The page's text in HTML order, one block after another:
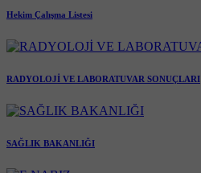
Hekim Çalışma Listesi
RADYOLOJİ VE LABORATUVAR SONUÇLARI
SAĞLIK BAKANLIĞI